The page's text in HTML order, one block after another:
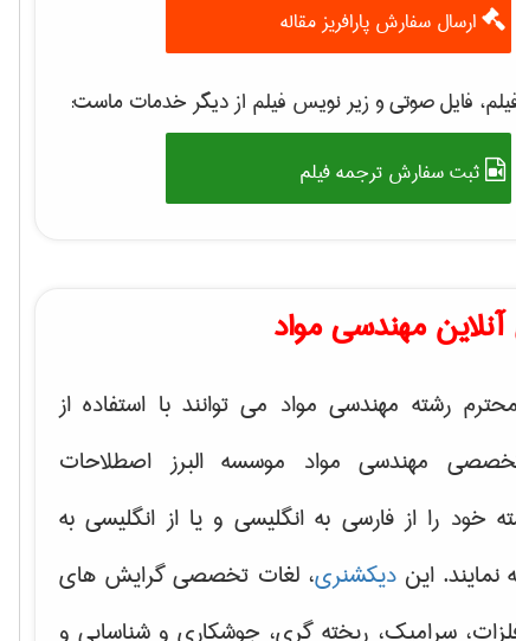
ارسال سفارش پارافریز مقاله
فایل صوتی و زیر نویس فیلم از دیگر خدمات ماست:
ثبت سفارش ترجمه فیلم
مهندسی مواد
رشته مهندسی مواد می توانند با استفاده از
مهندسی مواد موسسه البرز اصطلاحات
را از فارسی به انگلیسی و یا از انگلیسی به
نمایند. ایندیکشنری، لغات تخصصی گرایش های
سرامیک، ریخته گری، جوشکاری و شناسایی و